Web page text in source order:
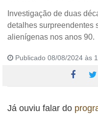
Investigação de duas
detalhes surpreendentes
alienígenas nos anos 90.
Publicado 08/08/2024 às
esta
Já ouviu falar do